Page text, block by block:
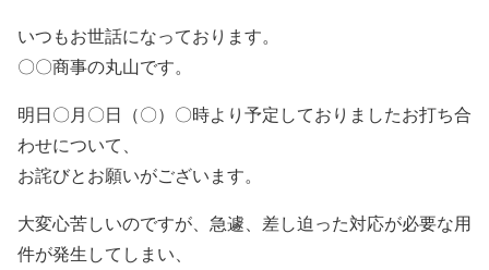
いつもお世話になっております。
〇〇商事の丸山です。
明日〇月〇日（〇）〇時より予定しておりましたお打ち合
わせについて、
お詫びとお願いがございます。
大変心苦しいのですが、急遽、差し迫った対応が必要な用
件が発生してしまい、